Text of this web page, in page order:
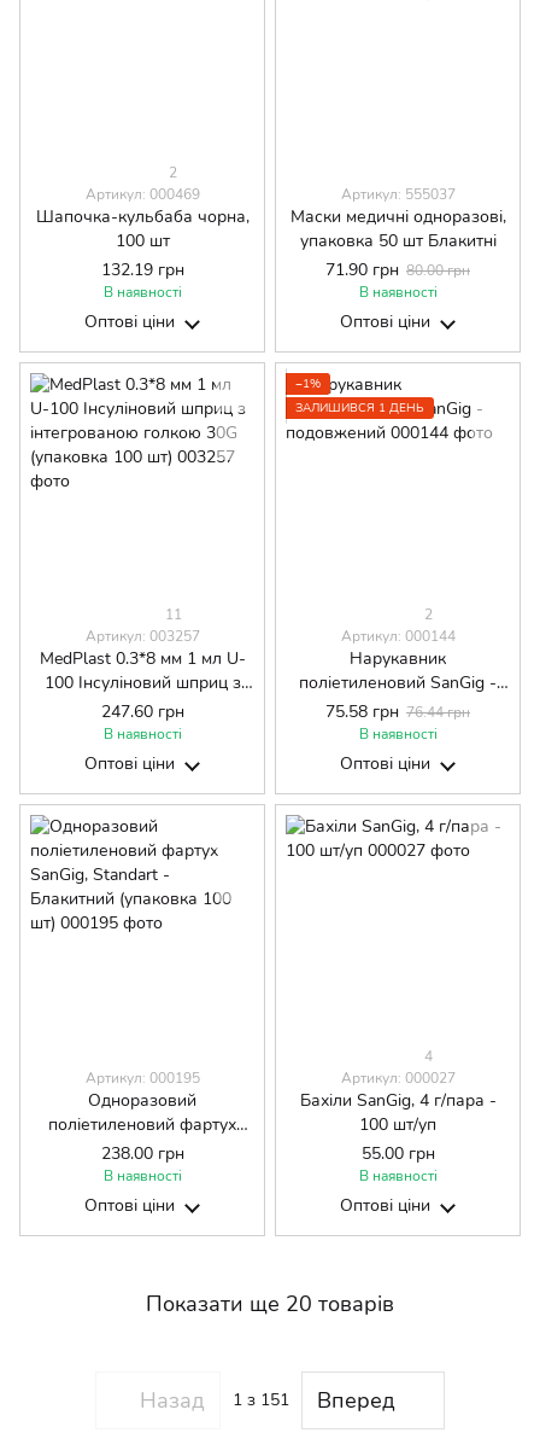
2
Артикул: 000469
Шапочка-кульбаба чорна,
100 шт
132.19 грн
В наявності
Оптові ціни
Артикул: 555037
Маски медичні одноразові,
упаковка 50 шт Блакитні
71.90 грн 80.00 грн
В наявності
Оптові ціни
11
Артикул: 003257
MedPlast 0.3*8 мм 1 мл U-
100 Інсуліновий шприц з
інтегрованою голкою 30G
(упаковка 100 шт)
247.60 грн
В наявності
Оптові ціни
−1%
ЗАЛИШИВСЯ 1 ДЕНЬ
2
Артикул: 000144
Нарукавник
поліетиленовий SanGig -
подовжений
75.58 грн 76.44 грн
В наявності
Оптові ціни
Артикул: 000195
Одноразовий
поліетиленовий фартух
SanGig, Standart -
Блакитний (упаковка 100
шт)
238.00 грн
В наявності
Оптові ціни
4
Артикул: 000027
Бахіли SanGig, 4 г/пара -
100 шт/уп
55.00 грн
В наявності
Оптові ціни
Показати ще 20 товарів
Назад 1 з 151 Вперед